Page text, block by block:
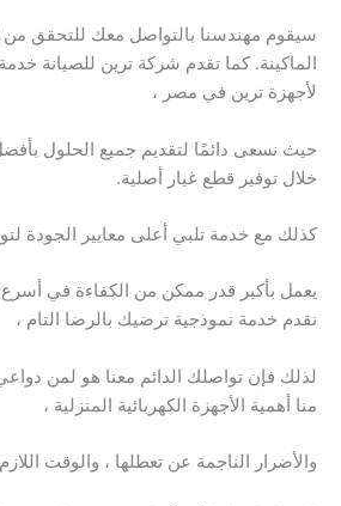
سيقوم مهندسنا بالتواصل معك للتحقق من
الماكينة. كما تقدم شركة ترين للصيانة خدمة
لأجهزة ترين في مصر ،
حيث نسعى دائمًا لتقديم جميع الحلول
خلال توفير قطع غيار أصلية.
كذلك مع خدمة تلبي أعلى معايير الجودة
يعمل بأكبر قدر ممكن من الكفاءة في
نقدم خدمة نموذجية ترضيك بالرضا التام ،
لذلك فإن تواصلك الدائم معنا هو لمن
منا أهمية الأجهزة الكهربائية المنزلية ،
والأضرار الناجمة عن تعطلها ، والوقت